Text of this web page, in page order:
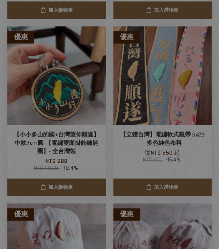
加入購物車 加入購物車
優惠
【小小多山的國+台灣望你順遂】
中款7cm圓-【電繡雙面掛飾鑰匙
圈】- 全台灣製
NT$ 888
NT$ 1,088 -18.4%
加入購物車
優惠
【立體台灣】電繡軟式飄帶 5x29
- 多色純色布料
從NT$ 550 起
NT$ 650 -15.4%
加入購物車
優惠 優惠